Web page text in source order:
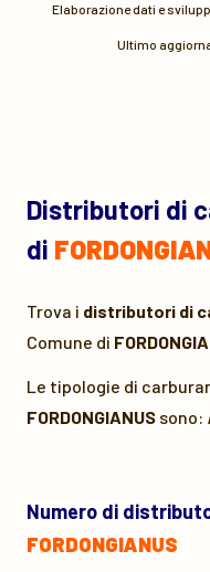
Elaborazione dati e
Ultimo
Distributori di
di
Trova i distributori di
Comune di
Le tipologie di
FORDONGIANUS sono:
Numero di
FORDONGIANUS